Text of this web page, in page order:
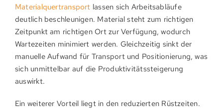
Materialquertransport lassen sich Arbeitsabläufe
deutlich beschleunigen. Material steht zum richtigen
Zeitpunkt am richtigen Ort zur Verfügung, wodurch
Wartezeiten minimiert werden. Gleichzeitig sinkt der
manuelle Aufwand für Transport und Positionierung, was
sich unmittelbar auf die Produktivitätssteigerung
auswirkt.
Ein weiterer Vorteil liegt in den reduzierten Rüstzeiten.